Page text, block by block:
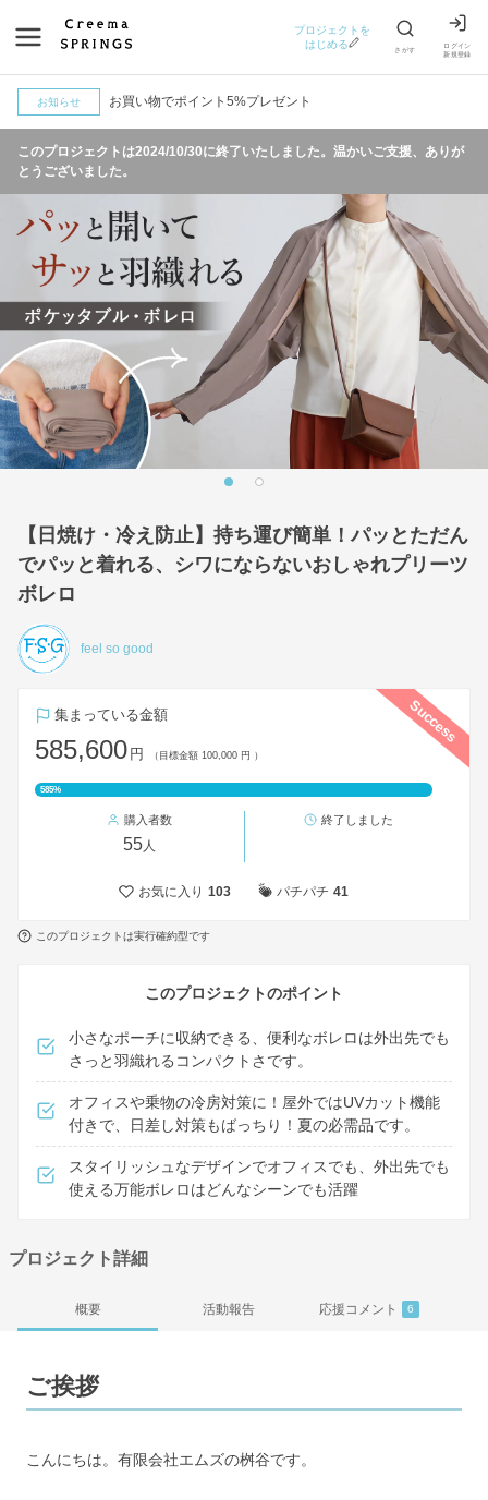
さがす
プロジェクトを
はじめる
ログイン
新規登録
お知らせ お買い物でポイント5%プレゼント
このプロジェクトは2024/10/30に終了いたしました。温かいご支援、ありが
とうございました。
【日焼け・冷え防止】持ち運び簡単！パッとただん
でパッと着れる、シワにならないおしゃれプリーツ
ボレロ
feel so good
Success
集まっている金額
585,600 円 （目標金額 100,000 円 ）
585%
購入者数
55人
終了しました
お気に入り 103 パチパチ 41
このプロジェクトは実行確約型です
このプロジェクトのポイント
小さなポーチに収納できる、便利なボレロは外出先でも
さっと羽織れるコンパクトさです。
オフィスや乗物の冷房対策に！屋外ではUVカット機能
付きで、日差し対策もばっちり！夏の必需品です。
スタイリッシュなデザインでオフィスでも、外出先でも
使える万能ボレロはどんなシーンでも活躍
プロジェクト詳細
概要 活動報告 応援コメント 6
ご挨拶
こんにちは。有限会社エムズの桝谷です。